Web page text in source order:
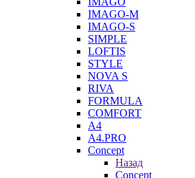
IMAGO-M
IMAGO-S
SIMPLE
LOFTIS
STYLE
NOVA S
RIVA
FORMULA
COMFORT
A4
A4.PRO
Concept
Назад
Concept